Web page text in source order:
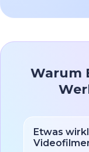
Warum
Etwas